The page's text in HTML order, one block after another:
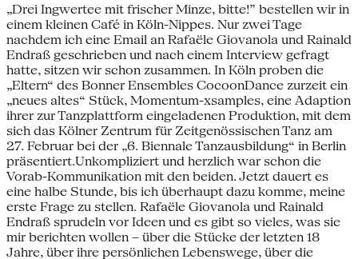
„Drei Ingwertee mit frischer Minze, bitte!” bestellen wir in
einem kleinen Café in Köln-Nippes. Nur zwei Tage
nachdem ich eine Email an Rafaële Giovanola und Rainald
Endraß geschrieben und nach einem Interview gefragt
hatte, sitzen wir schon zusammen. In Köln proben die
„Eltern“ des Bonner Ensembles CocoonDance zurzeit ein
„neues altes“ Stück, Momentum-xsamples, eine Adaption
ihrer zur Tanzplattform eingeladenen Produktion, mit dem
sich das Kölner Zentrum für Zeitgenössischen Tanz am
27. Februar bei der „6. Biennale Tanzausbildung“ in Berlin
präsentiert.Unkompliziert und herzlich war schon die
Vorab-Kommunikation mit den beiden. Jetzt dauert es
eine halbe Stunde, bis ich überhaupt dazu komme, meine
erste Frage zu stellen. Rafaële Giovanola und Rainald
Endraß sprudeln vor Ideen und es gibt so vieles, was sie
mir berichten wollen – über die Stücke der letzten 18
Jahre, über ihre persönlichen Lebenswege, über die